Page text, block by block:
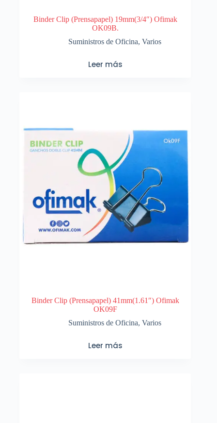
Binder Clip (Prensapapel) 19mm(3/4″) Ofimak
OK09B.
Suministros de Oficina,Varios
Leer más
Binder Clip (Prensapapel) 41mm(1.61″) Ofimak
OK09F
Suministros de Oficina,Varios
Leer más